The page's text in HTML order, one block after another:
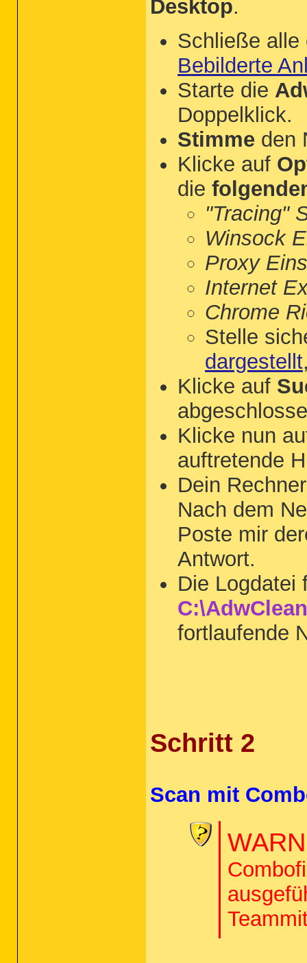
Desktop.
Schließe alle
Bebilderte
Starte die
Doppelklick.
Stimme den
Klicke auf
die
"Tracing"
Winsock
Proxy
Internet
Chrome
Stelle
dargestellt
Klicke auf
Klicke nun
auftretende
Dein
Nach dem
Poste mir
Antwort.
Die Logdatei
fortlaufende
Schritt 2
Scan mit